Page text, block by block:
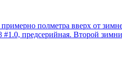
полметра вверх от
предсерийная. Второй